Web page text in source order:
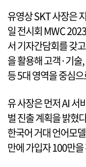
유영상 SKT 사장은
일 전시회 MWC
서 기자간담회를 갖
을 활용해 고객·기
등 5대 영역을 중심
유 사장은 먼저 AI 서
벌 진출 계획을 밝혔
한국어 거대 언어모
만에 가입자 100만